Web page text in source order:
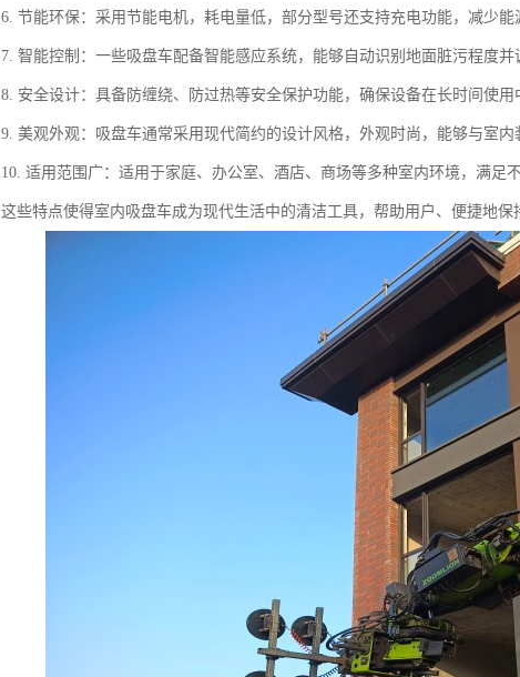
6. 节能环保：采用节能电机，耗电量低，部分型号还支持充电功能，减少能
7. 智能控制：一些吸盘车配备智能感应系统，能够自动识别地面脏污程度并
8. 安全设计：具备防缠绕、防过热等安全保护功能，确保设备在长时间使用
9. 美观外观：吸盘车通常采用现代简约的设计风格，外观时尚，能够与室内
10. 适用范围广：适用于家庭、办公室、酒店、商场等多种室内环境，满足
这些特点使得室内吸盘车成为现代生活中的清洁工具，帮助用户、便捷地保